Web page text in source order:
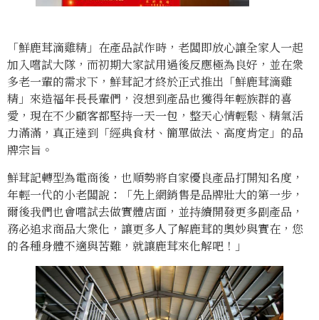
「鮮鹿茸滴雞精」在產品試作時，老闆即放心讓全家人一起
加入嚐試大隊，而初期大家試用過後反應極為良好，並在衆
多老一輩的需求下，鮮茸記才終於正式推出「鮮鹿茸滴雞
精」來造福年長長輩們，沒想到產品也獲得年輕族群的喜
愛，現在不少顧客都堅持一天一包，整天心情輕鬆、精氣活
力滿滿，真正達到「經典食材、簡單做法、高度肯定」的品
牌宗旨。
鮮茸記轉型為電商後，也順勢將自家優良產品打開知名度，
年輕一代的小老闆說：「先上網銷售是品牌壯大的第一步，
爾後我們也會嚐試去做實體店面，並持續開發更多副產品，
務必追求商品大衆化，讓更多人了解鹿茸的奧妙與實在，您
的各種身體不適與苦難，就讓鹿茸來化解吧！」